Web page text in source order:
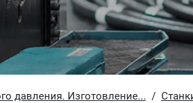
давления. Изготовление...